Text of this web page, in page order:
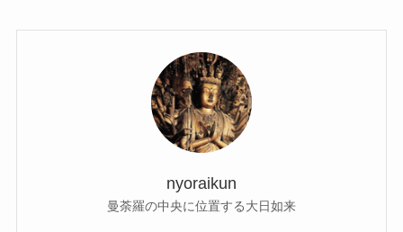
nyoraikun
曼荼羅の中央に位置する大日如来